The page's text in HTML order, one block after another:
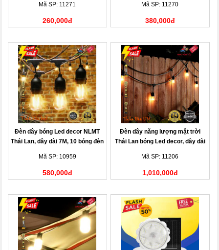
Mã SP: 11271
260,000đ
Mã SP: 11270
380,000đ
Đèn dây bóng Led decor NLMT
Thái Lan, dây dài 7M, 10 bóng đèn
Mã SP: 10959
580,000đ
Đèn dây năng lượng mặt trời
Thái Lan bóng Led decor, dây dài
Mã SP: 11206
1,010,000đ